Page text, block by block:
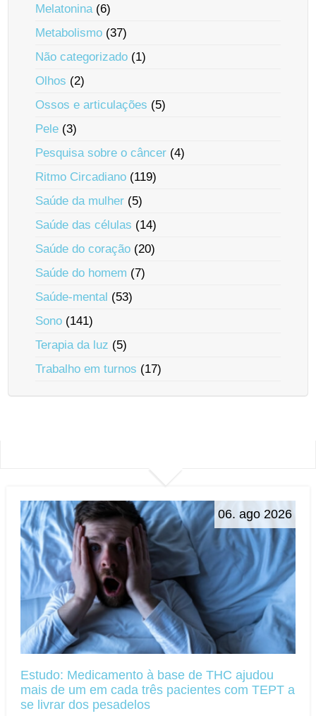
Melatonina(6)
Metabolismo (37)
Não categorizado (1)
Olhos (2)
Ossos e articulações (5)
Pele (3)
Pesquisa sobre o câncer (4)
Ritmo Circadiano (119)
Saúde da mulher (5)
Saúde das células (14)
Saúde do coração (20)
Saúde do homem (7)
Saúde-mental (53)
Sono (141)
Terapia da luz (5)
Trabalho em turnos (17)
06. ago 2026
Estudo: Medicamento à base de THC ajudou
mais de um em cada três pacientes com TEPT a
se livrar dos pesadelos